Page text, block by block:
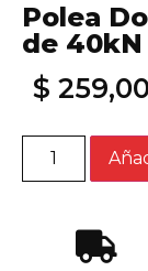
Polea
de 40kN
$